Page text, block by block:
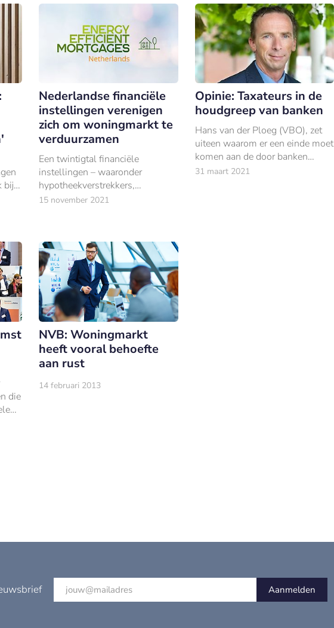
bij
Nederlandse financiële
instellingen verenigen
zich om woningmarkt te
verduurzamen
Een twintigtal financiële
instellingen – waaronder
hypotheekverstrekkers,
investeerders, dienstverlenende
Energy Efficient Mortgages NL
Hub
15 november 2021
Opinie: Taxateurs in de
houdgreep van banken
Hans van der Ploeg (VBO), zet
uiteen waarom er een einde moet
komen aan de door banken
gehanteerde shortlists, waar veel
31 maart 2021
die
NVB: Woningmarkt
heeft vooral behoefte
aan rust
14 februari 2013
Aanmelden